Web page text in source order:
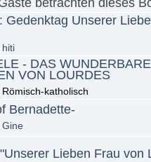
betrachten dieses
Gedenktag Unserer
hiti
- DAS WUNDERBARE
VON LOURDES
katholisch
Bernadette-
Gine
Lieben Frau von